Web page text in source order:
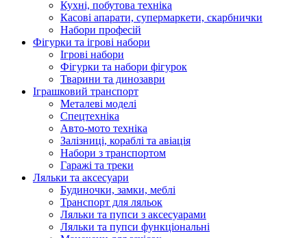
Кухні, побутова техніка
Касові апарати, супермаркети, скарбнички
Набори професій
Фігурки та ігрові набори
Ігрові набори
Фігурки та набори фігурок
Тварини та динозаври
Іграшковий транспорт
Металеві моделі
Спецтехніка
Авто-мото техніка
Залізниці, кораблі та авіація
Набори з транспортом
Гаражі та треки
Ляльки та аксесуари
Будиночки, замки, меблі
Транспорт для ляльок
Ляльки та пупси з аксесуарами
Ляльки та пупси функціональні